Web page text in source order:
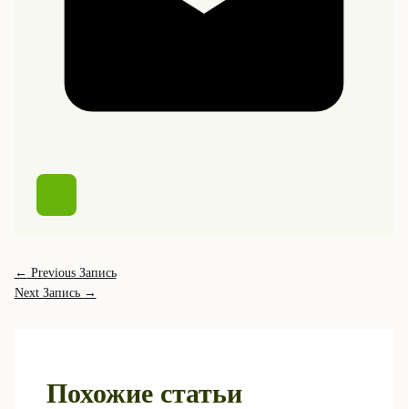
← Previous Запись
Next Запись →
Похожие статьи